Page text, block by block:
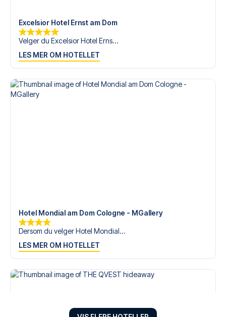
Er du klar for å oppleve 1. FC Köln på RheinEnergieStadion
mot Stuttgart? Kontakt oss idag, og la oss hjelpe deg med
å realisere din fotballreisedrøm!
Excelsior Hotel Ernst am Dom
Velger du Excelsior Hotel Erns...
LES MER OM HOTELLET
Hotel Mondial am Dom Cologne - MGallery
Dersom du velger Hotel Mondial...
LES MER OM HOTELLET